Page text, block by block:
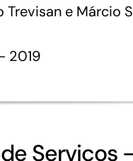
e Márcio
2019
Serviços